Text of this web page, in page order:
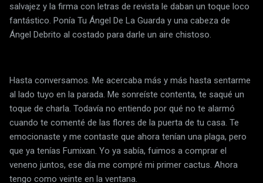
salvajez y la firma con letras de revista le daban un toque loco
fantástico. Ponía Tu Ángel De La Guarda y una cabeza de
Ángel Debrito al costado para darle un aire chistoso.
Hasta conversamos. Me acercaba más y más hasta sentarme
al lado tuyo en la parada. Me sonreíste contenta, te saqué un
toque de charla. Todavía no entiendo por qué no te alarmó
cuando te comenté de las flores de la puerta de tu casa. Te
emocionaste y me contaste que ahora tenían una plaga, pero
que ya tenías Fumixan. Yo ya sabía, fuimos a comprar el
veneno juntos, ese día me compré mi primer cactus. Ahora
tengo como veinte en la ventana.